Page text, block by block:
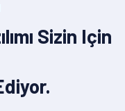
Sizin Için